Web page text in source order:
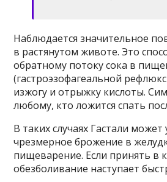
Наблюдается значительное
в растянутом животе. Это
обратному потоку сока в
(гастроэзофагеальной
изжогу и отрыжку кислоты.
любому, кто ложится спать
В таких случаях Гастали
чрезмерное брожение в
пищеварение. Если принять в
обезболивание наступает